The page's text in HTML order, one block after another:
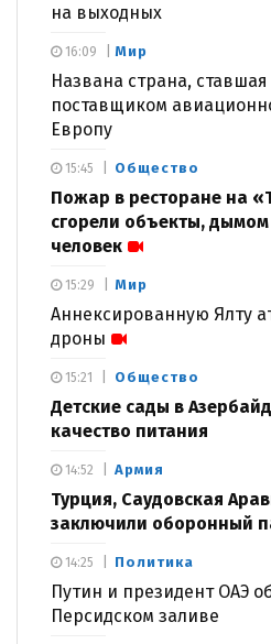
на выходных
Мир
Названа страна,
поставщиком
Европу
16:09
Общество
Пожар в ресторане на
сгорели объекты,
человек
15:45
Мир
Аннексированную Ялту
дроны
15:29
Общество
Детские сады в
качество питания
15:21
Армия
Турция, Саудовская
заключили оборонный
14:52
Политика
Путин и президент ОАЭ
Персидском заливе
14:25